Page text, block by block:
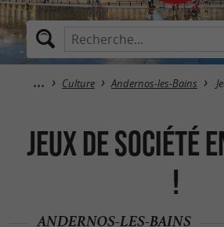
Culture Andernos-les-Bains
Jeux de société
!
ANDERNOS-LES-BAINS